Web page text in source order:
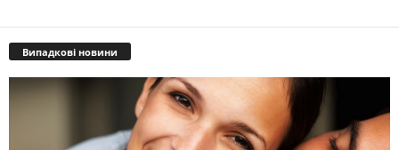
Випадкові новини